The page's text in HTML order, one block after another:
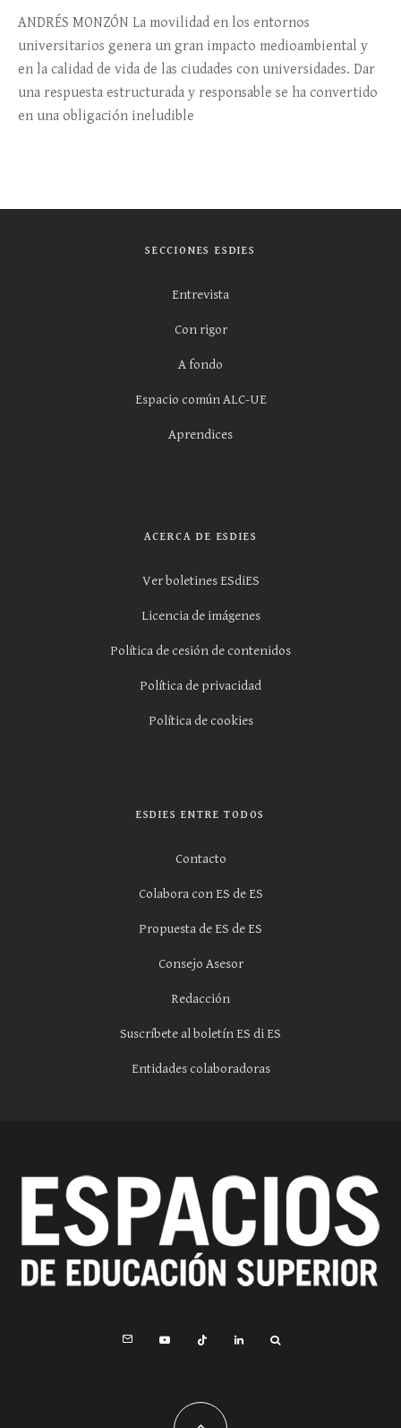
ANDRÉS MONZÓN La movilidad en los entornos
universitarios genera un gran impacto medioambiental y
en la calidad de vida de las ciudades con universidades. Dar
una respuesta estructurada y responsable se ha convertido
en una obligación ineludible
SECCIONES ESDIES
Entrevista
Con rigor
A fondo
Espacio común ALC-UE
Aprendices
ACERCA DE ESDIES
Ver boletines ESdiES
Licencia de imágenes
Política de cesión de contenidos
Política de privacidad
Política de cookies
ESDIES ENTRE TODOS
Contacto
Colabora con ES de ES
Propuesta de ES de ES
Consejo Asesor
Redacción
Suscríbete al boletín ES di ES
Entidades colaboradoras